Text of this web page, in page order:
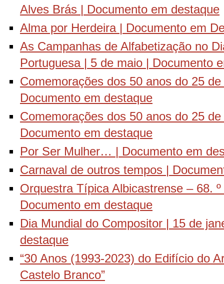
Alves Brás | Documento em destaque
Alma por Herdeira | Documento em
As Campanhas de Alfabetização no
Portuguesa | 5 de maio | Documento
Comemorações dos 50 anos do 25
Documento em destaque
Comemorações dos 50 anos do 25
Documento em destaque
Por Ser Mulher… | Documento em
Carnaval de outros tempos |
Orquestra Típica Albicastrense – 68.
Documento em destaque
Dia Mundial do Compositor | 15 de
destaque
“30 Anos (1993-2023) do Edifício do
Castelo Branco”